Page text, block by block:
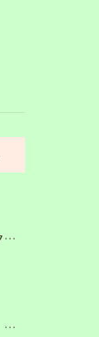
ついに梅雨明け！七夕の夜に願う安心の住まいと、夏の塗装・雨漏り対策
足元にお気をつけて。梅雨の季節を安全・快適に乗り切るコツ